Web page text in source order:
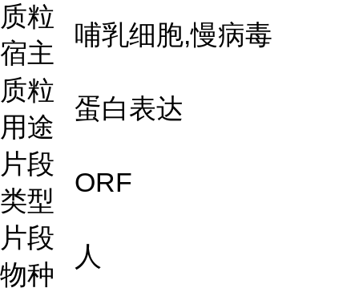
质粒
宿主
哺乳细胞,慢病毒
质粒
用途
蛋白表达
片段
类型
ORF
片段
物种
人